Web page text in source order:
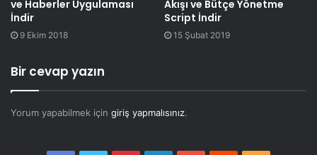
ve Haberler Uygulaması
İndir
9 Ekim 2018
Akışı ve Bütçe Yönetme
Script İndir
15 Şubat 2019
Bir cevap yazın
Yorum yapabilmek için giriş yapmalısınız.